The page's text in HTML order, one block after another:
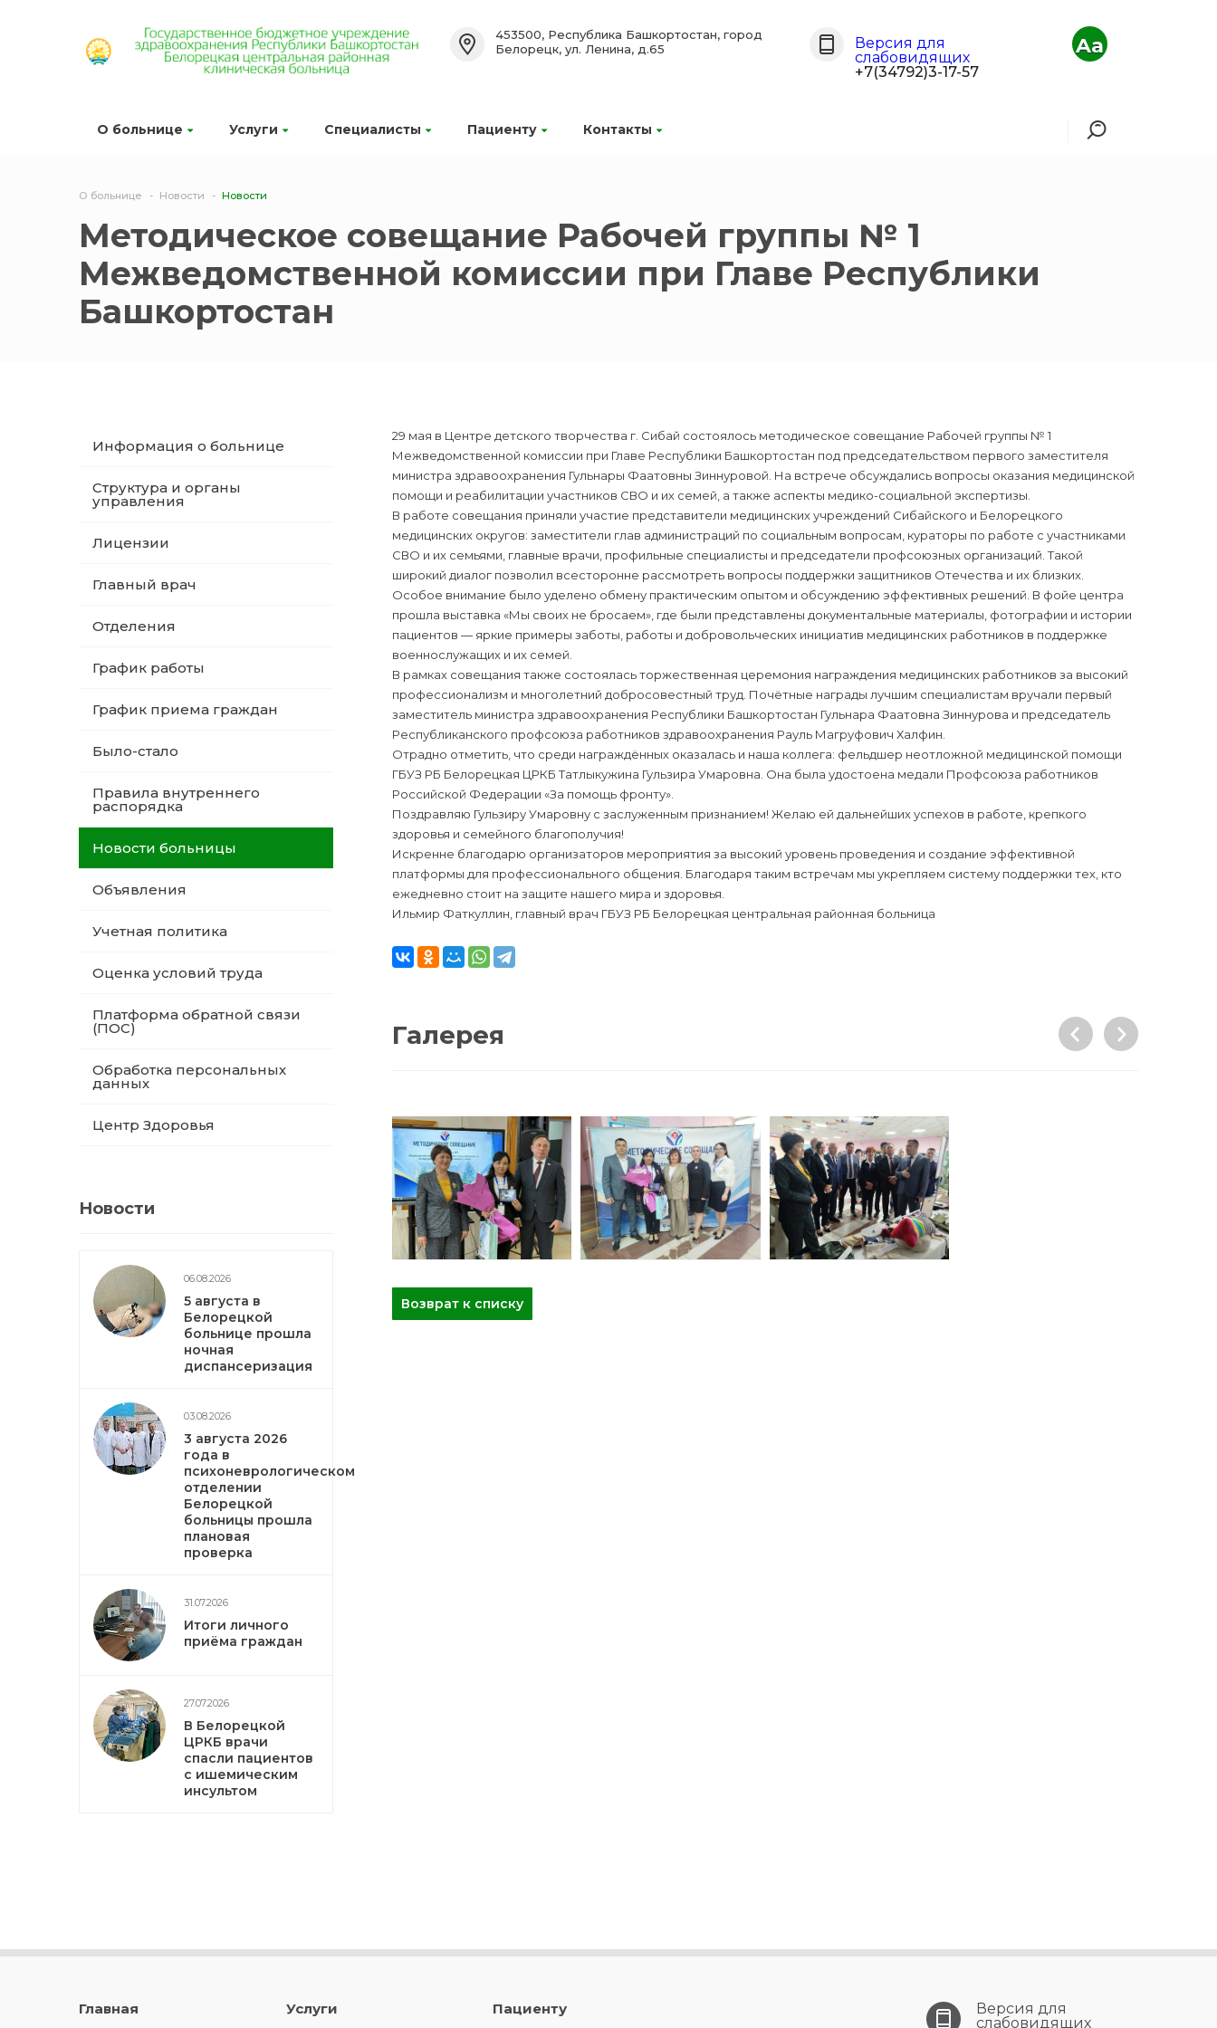
О больнице Услуги Специалисты Пациенту Контакты
453500, Республика Башкортостан, город
Белорецк, ул. Ленина, д.65
Версия для
слабовидящих
+7(34792)3-17-57
Aa
О больнице Новости Новости
Методическое совещание Рабочей группы № 1
Межведомственной комиссии при Главе Республики
Башкортостан
Информация о больнице
Структура и органы
управления
Лицензии
Главный врач
Отделения
График работы
График приема граждан
Было-стало
Правила внутреннего
распорядка
Новости больницы
Объявления
Учетная политика
Оценка условий труда
Платформа обратной связи
(ПОС)
Обработка персональных
данных
Центр Здоровья
Новости
06.08.2026
5 августа в
Белорецкой
больнице прошла
ночная
диспансеризация
03.08.2026
3 августа 2026
года в
психоневрологическом
отделении
Белорецкой
больницы прошла
плановая
проверка
31.07.2026
Итоги личного
приёма граждан
27.07.2026
В Белорецкой
ЦРКБ врачи
спасли пациентов
с ишемическим
инсультом
29 мая в Центре детского творчества г. Сибай состоялось методическое совещание Рабочей группы № 1
Межведомственной комиссии при Главе Республики Башкортостан под председательством первого заместителя
министра здравоохранения Гульнары Фаатовны Зиннуровой. На встрече обсуждались вопросы оказания медицинской
помощи и реабилитации участников СВО и их семей, а также аспекты медико-социальной экспертизы.
В работе совещания приняли участие представители медицинских учреждений Сибайского и Белорецкого
медицинских округов: заместители глав администраций по социальным вопросам, кураторы по работе с участниками
СВО и их семьями, главные врачи, профильные специалисты и председатели профсоюзных организаций. Такой
широкий диалог позволил всесторонне рассмотреть вопросы поддержки защитников Отечества и их близких.
Особое внимание было уделено обмену практическим опытом и обсуждению эффективных решений. В фойе центра
прошла выставка «Мы своих не бросаем», где были представлены документальные материалы, фотографии и истории
пациентов — яркие примеры заботы, работы и добровольческих инициатив медицинских работников в поддержке
военнослужащих и их семей.
В рамках совещания также состоялась торжественная церемония награждения медицинских работников за высокий
профессионализм и многолетний добросовестный труд. Почётные награды лучшим специалистам вручали первый
заместитель министра здравоохранения Республики Башкортостан Гульнара Фаатовна Зиннурова и председатель
Республиканского профсоюза работников здравоохранения Рауль Магруфович Халфин.
Отрадно отметить, что среди награждённых оказалась и наша коллега: фельдшер неотложной медицинской помощи
ГБУЗ РБ Белорецкая ЦРКБ Татлыкужина Гульзира Умаровна. Она была удостоена медали Профсоюза работников
Российской Федерации «За помощь фронту».
Поздравляю Гульзиру Умаровну с заслуженным признанием! Желаю ей дальнейших успехов в работе, крепкого
здоровья и семейного благополучия!
Искренне благодарю организаторов мероприятия за высокий уровень проведения и создание эффективной
платформы для профессионального общения. Благодаря таким встречам мы укрепляем систему поддержки тех, кто
ежедневно стоит на защите нашего мира и здоровья.
Ильмир Фаткуллин, главный врач ГБУЗ РБ Белорецкая центральная районная больница
Галерея
Возврат к списку
Главная Услуги Пациенту
Версия для
слабовидящих